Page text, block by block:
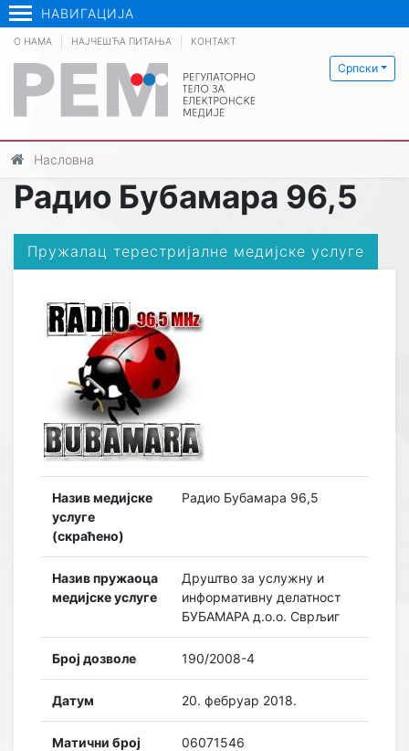
НАВИГАЦИЈА
Српски
О НАМА НАЈЧЕШЋА ПИТАЊА КОНТАКТ
Насловна
Радио Бубамара 96,5
Пружалац терестријалне медијске услуге
Назив медијске
услуге
(скраћено)
Радио Бубамара 96,5
Назив пружаоца
медијске услуге
Друштво за услужну и
информативну делатност
БУБАМАРА д.о.о. Сврљиг
Број дозволе 190/2008-4
Датум 20. фебруар 2018.
Матични број 06071546